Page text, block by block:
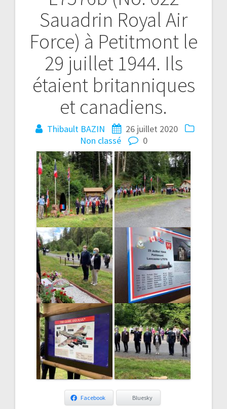
Sauadrin Royal Air
Force) à Petitmont le
29 juillet 1944. Ils
étaient britanniques
et canadiens.
Thibault BAZIN
26 juillet 2020
Non classé
0
Facebook Bluesky